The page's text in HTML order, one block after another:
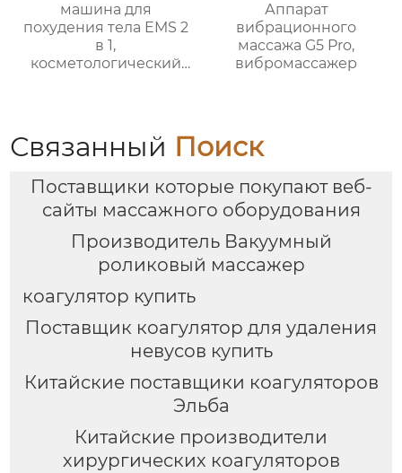
машина для
похудения тела EMS 2
в 1,
косметологический
низкой температуре,
уменьшения
Аппарат
вибрационного
массажа G5 Pro,
вибромассажер
Связанный Поиск
Поставщики которые покупают веб-
сайты массажного оборудования
Производитель Вакуумный
роликовый массажер
коагулятор купить
Поставщик коагулятор для удаления
невусов купить
Китайские поставщики коагуляторов
Эльба
Китайские производители
хирургических коагуляторов